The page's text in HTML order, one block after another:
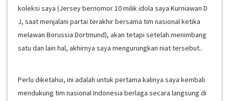
koleksi saya (Jersey bernomor 10 milik idola saya Kurniawan D
J, saat menjalani partai terakhir bersama tim nasional ketika
melawan Borussia Dortmund), akan tetapi setelah menimbang
satu dan lain hal, akhirnya saya mengurungkan niat tersebut..
Perlu diketahui, ini adalah untuk pertama kalinya saya kembali
mendukung tim nasional Indonesia berlaga secara langsung di